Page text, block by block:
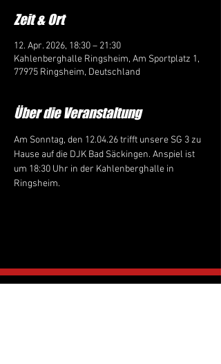
Zeit & Ort
12. Apr. 2026, 18:30 – 21:30
Kahlenberghalle Ringsheim, Am Sportplatz 1,
77975 Ringsheim, Deutschland
Über die Veranstaltung
Am Sonntag, den 12.04.26 trifft unsere SG 3 zu
Hause auf die DJK Bad Säckingen. Anspiel ist
um 18:30 Uhr in der Kahlenberghalle in
Ringsheim.